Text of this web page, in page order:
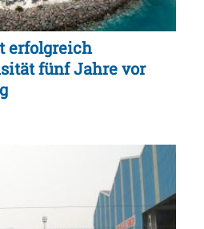
erfolgreich
fünf Jahre vor